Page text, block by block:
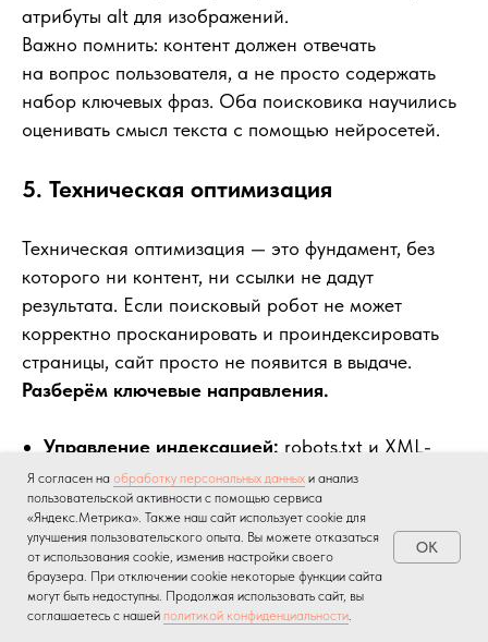
атрибуты alt для изображений.
Важно помнить: контент должен отвечать
на вопрос пользователя, а не просто содержать
набор ключевых фраз. Оба поисковика научились
оценивать смысл текста с помощью нейросетей.
5. Техническая оптимизация
Техническая оптимизация — это фундамент, без
которого ни контент, ни ссылки не дадут
результата. Если поисковый робот не может
корректно просканировать и проиндексировать
страницы, сайт просто не появится в выдаче.
Разберём ключевые направления.
Управление индексацией: robots.txt и XML-
карта сайта. Файл robots. txt указывает
поисковым роботам, какие разделы сайта
можно сканировать, а какие — нет. Через него
закрывают от индексации служебные страницы
(админка, корзина, страницы фильтрации
с параметрами), чтобы роботы тратили
Я согласен на обработку персональных данных и анализ
пользовательской активности с помощью сервиса
«Яндекс.Метрика». Также наш сайт использует cookie для
улучшения пользовательского опыта. Вы можете отказаться
от использования cookie, изменив настройки своего
браузера. При отключении cookie некоторые функции сайта
могут быть недоступны. Продолжая использовать сайт, вы
соглашаетесь с нашей политикой конфиденциальности.
OK